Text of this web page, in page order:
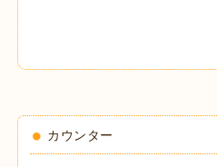
カウンター